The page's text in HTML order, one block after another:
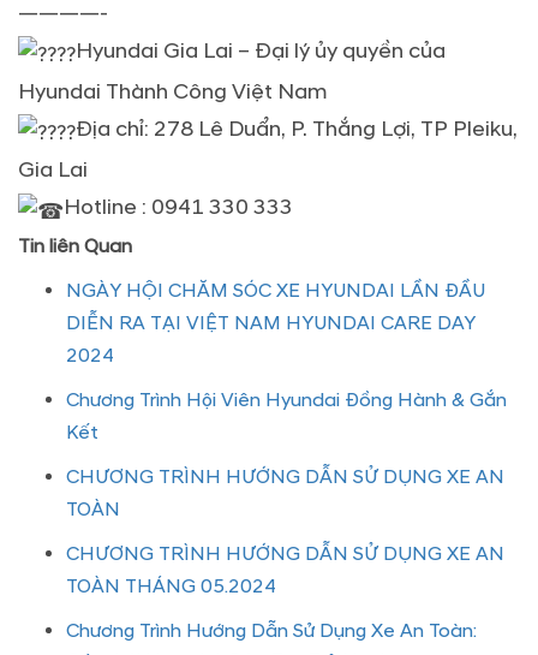
————-
Hyundai Gia Lai – Đại lý ủy quyền của
Hyundai Thành Công Việt Nam
Địa chỉ: 278 Lê Duẩn, P. Thắng Lợi, TP Pleiku,
Gia Lai
Hotline : 0941 330 333
Tin liên Quan
NGÀY HỘI CHĂM SÓC XE HYUNDAI LẦN ĐẦU
DIỄN RA TẠI VIỆT NAM HYUNDAI CARE DAY
2024
Chương Trình Hội Viên Hyundai Đồng Hành & Gắn
Kết
CHƯƠNG TRÌNH HƯỚNG DẪN SỬ DỤNG XE AN
TOÀN
CHƯƠNG TRÌNH HƯỚNG DẪN SỬ DỤNG XE AN
TOÀN THÁNG 05.2024
Chương Trình Hướng Dẫn Sử Dụng Xe An Toàn: